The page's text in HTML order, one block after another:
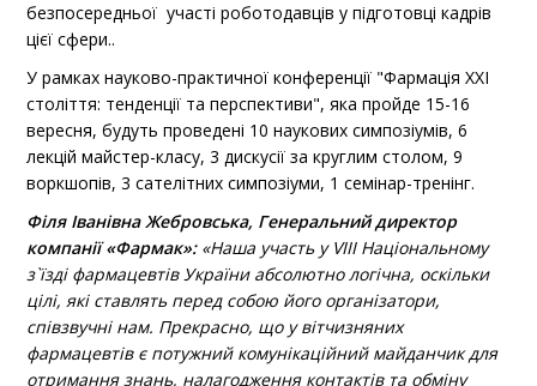
безпосередньої участі роботодавців у підготовці кадрів
цієї сфери..
У рамках науково-практичної конференції "Фармація ХХІ
століття: тенденції та перспективи", яка пройде 15-16
вересня, будуть проведені 10 наукових симпозіумів, 6
лекцій майстер-класу, 3 дискусії за круглим столом, 9
воркшопів, 3 сателітних симпозіуми, 1 семінар-тренінг.
Філя Іванівна Жебровська, Генеральний директор
компанії «Фармак»:«Наша участь у VIII Національному
з`їзді фармацевтів Україниабсолютно логічна, оскільки
цілі, які ставлять перед собою його організатори,
співзвучні нам. Прекрасно, що у вітчизняних
фармацевтів є потужний комунікаційний майданчик для
отримання знань, налагодження контактів та обміну